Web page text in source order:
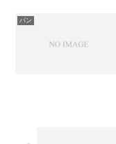
パン